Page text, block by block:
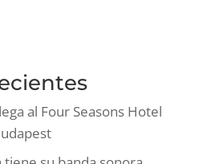
al Four Seasons Hotel